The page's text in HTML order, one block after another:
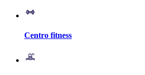
Centro fitness